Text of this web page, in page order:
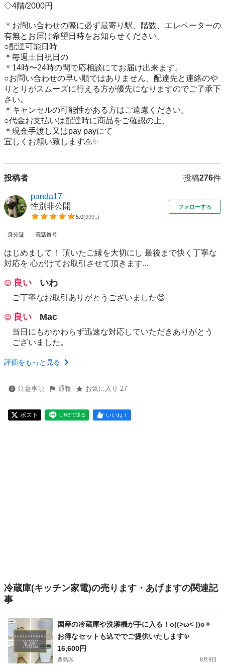
◇4階/2000円
＊お問い合わせの際に必ず最寄り駅、階数、エレベーターの
有無とお届け希望日時をお知らせください。
○配達可能日時
＊毎週土日祝日の
＊14時〜24時の間で応相談にてお届け出来ます。
○お問い合わせの早い順ではありません、配達先と連絡のや
りとりがスムーズに行える方が優先になりますのでご了承下
さい。
＊キャンセルの可能性がある方はご遠慮ください。
○代金お支払いは配達時に商品をご確認の上、
＊現金手渡し又はpay payにて
宜しくお願い致します🙏✨
投稿者 投稿276件
panda17
性別非公開
5.0(999.. )
フォローする
身分証 電話番号
はじめまして！ 頂いたご縁を大切にし 最後まで快く丁寧な
対応を 心がけてお取引させて頂きます...
良い いわ
ご丁寧なお取引ありがとうございました😊
良い Mac
当日にもかかわらず迅速な対応していただきありがとう
ございました。
評価をもっと見る
注意事項 通報 お気に入り 27
ポスト LINEで送る いいね！
冷蔵庫(キッチン家電)の売ります・あげますの関連記
事
国産の冷蔵庫や洗濯機が手に入る！o((>ω< ))o✧
お得なセットも込ででご提供いたします✨
16,600円
豊島区 8月9日